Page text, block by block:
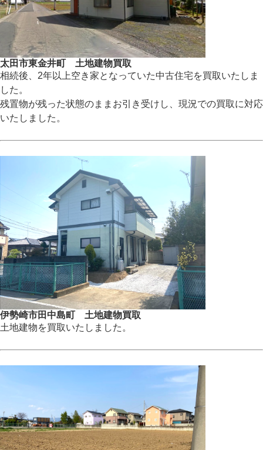
太田市東金井町 土地建物買取
相続後、2年以上空き家となっていた中古住宅を買取いたしま
した。
残置物が残った状態のままお引き受けし、現況での買取に対応
いたしました。
伊勢崎市田中島町 土地建物買取
土地建物を買取いたしました。